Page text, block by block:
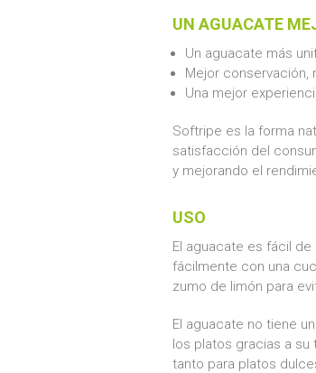
UN AGUACATE
Un aguacate más
Mejor conservación,
Una mejor
Softripe es la forma
satisfacción del
y mejorando el
USO
El aguacate es fácil
fácilmente con una
zumo de limón para
El aguacate no tiene
los platos gracias a
tanto para platos